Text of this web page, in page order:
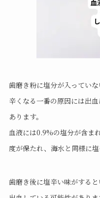
歯磨き粉に塩分が入ってい
辛くなる一番の原因には出
あります。
血液には0.9%の塩分が含ま
度が保たれ、海水と同様に塩
歯磨き後に塩辛い味がする